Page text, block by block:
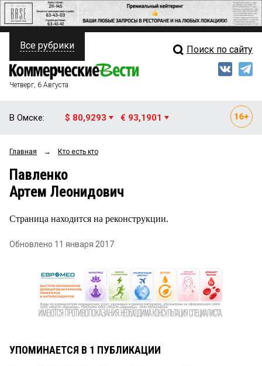
ПОЛИТИКА
ФИНАНСЫ
ОБЩЕСТВО
ЗАКОН
Свежий выпуск
Все рубрики Поиск по сайту
Четверг, 6 Августа
В Омске: $ 80,9293 € 93,1901
Главная → Кто есть кто
Павленко
Артем Леонидович
Страница находится на реконструкции.
Обновлено 11 января 2017
УПОМИНАЕТСЯ В 1 ПУБЛИКАЦИИ